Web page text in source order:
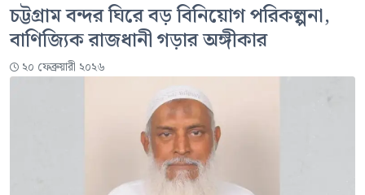
চট্টগ্রাম বন্দর ঘিরে বড় বিনিয়োগ পরিকল্পনা,
বাণিজ্যিক রাজধানী গড়ার অঙ্গীকার
২০ ফেব্রুয়ারী ২০২৬